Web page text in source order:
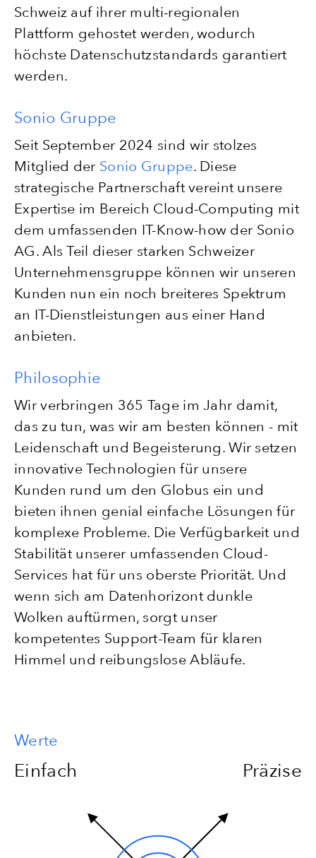
Schweiz auf ihrer multi-regionalen
Plattform gehostet werden, wodurch
höchste Datenschutzstandards garantiert
werden.
Sonio Gruppe
Seit September 2024 sind wir stolzes
Mitglied der Sonio Gruppe. Diese
strategische Partnerschaft vereint unsere
Expertise im Bereich Cloud-Computing mit
dem umfassenden IT-Know-how der Sonio
AG. Als Teil dieser starken Schweizer
Unternehmensgruppe können wir unseren
Kunden nun ein noch breiteres Spektrum
an IT-Dienstleistungen aus einer Hand
anbieten.
Philosophie
Wir verbringen 365 Tage im Jahr damit,
das zu tun, was wir am besten können - mit
Leidenschaft und Begeisterung. Wir setzen
innovative Technologien für unsere
Kunden rund um den Globus ein und
bieten ihnen genial einfache Lösungen für
komplexe Probleme. Die Verfügbarkeit und
Stabilität unserer umfassenden Cloud-
Services hat für uns oberste Priorität. Und
wenn sich am Datenhorizont dunkle
Wolken auftürmen, sorgt unser
kompetentes Support-Team für klaren
Himmel und reibungslose Abläufe.
Werte
Einfach Präzise